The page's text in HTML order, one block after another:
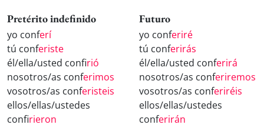
Pretérito indefinido
yo conferí
tú conferiste
él/ella/usted confirió
nosotros/as conferimos
vosotros/as conferisteis
ellos/ellas/ustedes
confirieron
Futuro
yo conferiré
tú conferirás
él/ella/usted conferirá
nosotros/as conferiremos
vosotros/as conferiréis
ellos/ellas/ustedes
conferirán